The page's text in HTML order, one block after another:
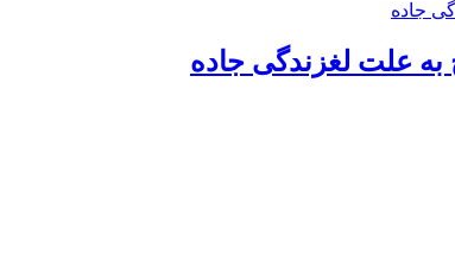
علت لغزندگی جاده